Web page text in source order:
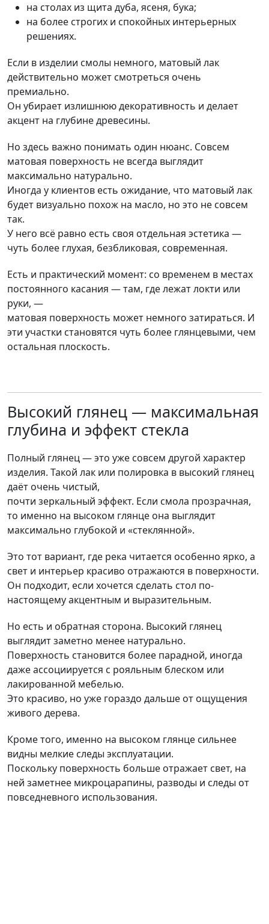
на столах из щита дуба, ясеня, бука;
на более строгих и спокойных интерьерных
решениях.
Если в изделии смолы немного, матовый лак
действительно может смотреться очень
премиально.
Он убирает излишнюю декоративность и делает
акцент на глубине древесины.
Но здесь важно понимать один нюанс. Совсем
матовая поверхность не всегда выглядит
максимально натурально.
Иногда у клиентов есть ожидание, что матовый лак
будет визуально похож на масло, но это не совсем
так.
У него всё равно есть своя отдельная эстетика —
чуть более глухая, безбликовая, современная.
Есть и практический момент: со временем в местах
постоянного касания — там, где лежат локти или
руки, —
матовая поверхность может немного затираться. И
эти участки становятся чуть более глянцевыми, чем
остальная плоскость.
Высокий глянец — максимальная
глубина и эффект стекла
Полный глянец — это уже совсем другой характер
изделия. Такой лак или полировка в высокий глянец
даёт очень чистый,
почти зеркальный эффект. Если смола прозрачная,
то именно на высоком глянце она выглядит
максимально глубокой и «стеклянной».
Это тот вариант, где река читается особенно ярко, а
свет и интерьер красиво отражаются в поверхности.
Он подходит, если хочется сделать стол по-
настоящему акцентным и выразительным.
Но есть и обратная сторона. Высокий глянец
выглядит заметно менее натурально.
Поверхность становится более парадной, иногда
даже ассоциируется с рояльным блеском или
лакированной мебелью.
Это красиво, но уже гораздо дальше от ощущения
живого дерева.
Кроме того, именно на высоком глянце сильнее
видны мелкие следы эксплуатации.
Поскольку поверхность больше отражает свет, на
ней заметнее микроцарапины, разводы и следы от
повседневного использования.